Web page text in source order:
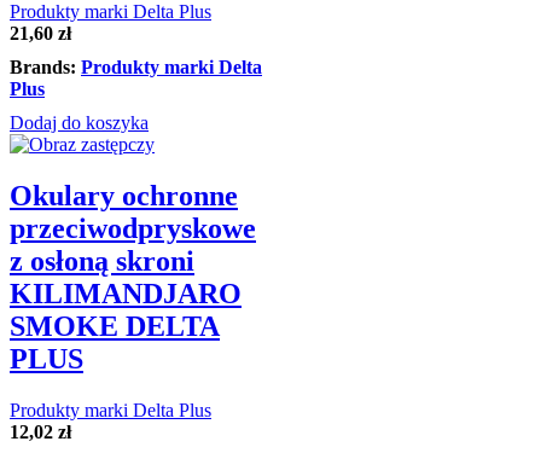
Produkty marki Delta Plus
21,60 zł
Brands: Produkty marki Delta
Plus
Dodaj do koszyka
Okulary ochronne
przeciwodpryskowe
z osłoną skroni
KILIMANDJARO
SMOKE DELTA
PLUS
Produkty marki Delta Plus
12,02 zł